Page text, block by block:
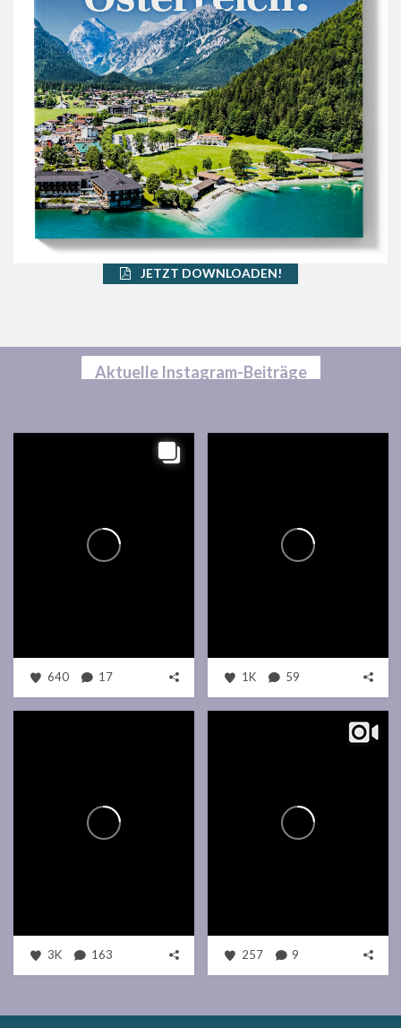
JETZT DOWNLOADEN!
Aktuelle Instagram-Beiträge
640 17 1K 59
3K 163 257 9